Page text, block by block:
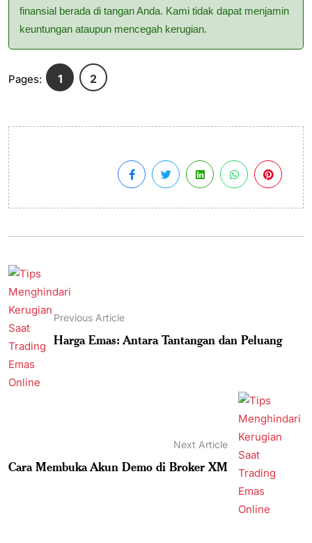
finansial berada di tangan Anda. Kami tidak dapat menjamin
keuntungan ataupun mencegah kerugian.
Pages: 1 2
Previous Article
Harga Emas: Antara Tantangan dan Peluang
Next Article
Cara Membuka Akun Demo di Broker XM